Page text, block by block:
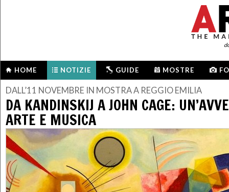
HOME NOTIZIE GUIDE MOSTRE
DALL’11 NOVEMBRE IN MOSTRA A REGGIO EMILIA
DA KANDINSKIJ A JOHN CAGE:
ARTE E MUSICA